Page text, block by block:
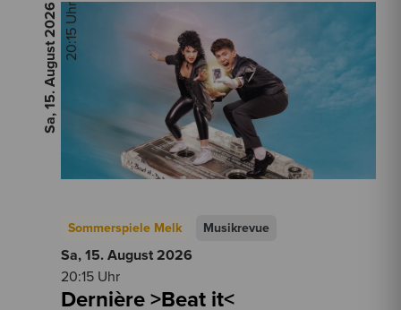
Sa, 15. August
2026 20:15 Uhr
Sommerspiele Melk Musikrevue
Sa, 15. August 2026
20:15 Uhr
Dernière >Beat it<